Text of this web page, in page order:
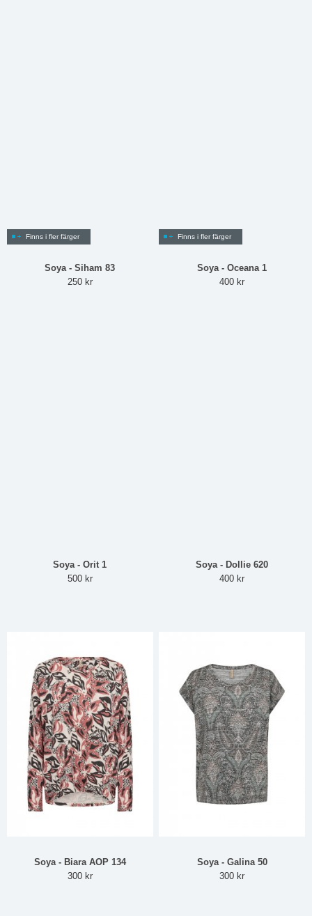
Finns i fler färger
Soya - Siham 83
250 kr
Finns i fler färger
Soya - Oceana 1
400 kr
Soya - Orit 1
500 kr
Soya - Dollie 620
400 kr
Soya - Biara AOP 134
300 kr
Soya - Galina 50
300 kr